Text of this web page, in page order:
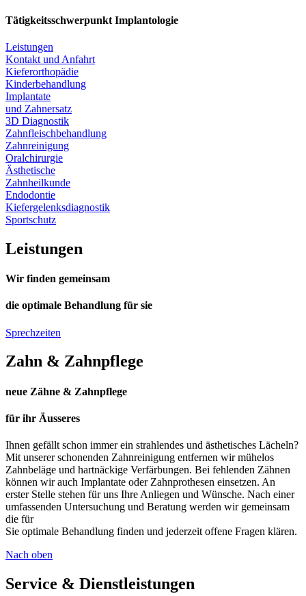
Tätigkeitsschwerpunkt Implantologie
Leistungen
Kontakt und Anfahrt
Kieferorthopädie
Kinderbehandlung
Implantate
und Zahnersatz
3D Diagnostik
Zahnfleischbehandlung
Zahnreinigung
Oralchirurgie
Ästhetische
Zahnheilkunde
Endodontie
Kiefergelenksdiagnostik
Sportschutz
Leistungen
Wir finden gemeinsam
die optimale Behandlung für sie
Sprechzeiten
Zahn & Zahnpflege
neue Zähne & Zahnpflege
für ihr Äusseres
Ihnen gefällt schon immer ein strahlendes und ästhetisches Lächeln?
Mit unserer schonenden Zahnreinigung entfernen wir mühelos
Zahnbeläge und hartnäckige Verfärbungen. Bei fehlenden Zähnen
können wir auch Implantate oder Zahnprothesen einsetzen. An
erster Stelle stehen für uns Ihre Anliegen und Wünsche. Nach einer
umfassenden Untersuchung und Beratung werden wir gemeinsam
die für
Sie optimale Behandlung finden und jederzeit offene Fragen klären.
Nach oben
Service & Dienstleistungen